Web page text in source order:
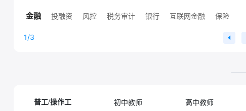
金融 投融资 风控 税务审计 银行 互联网金融
保险
1/3
普工/操作工 初中教师 高中教师